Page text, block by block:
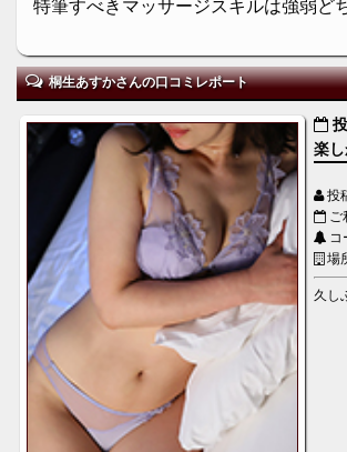
特筆すべきマッサージスキルは強弱ど
桐生あすかさんの口コミレポート
楽
投
ご
場
久し